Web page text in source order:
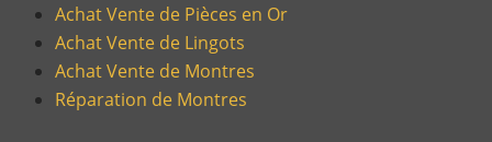
Achat Vente de Pièces en Or
Achat Vente de Lingots
Achat Vente de Montres
Réparation de Montres